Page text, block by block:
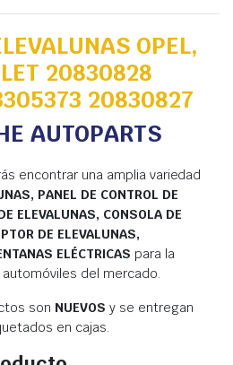
OPEL,
20830828
20830827
AUTOPARTS
encontrar una amplia variedad
PANEL DE CONTROL DE
ELEVALUNAS, CONSOLA DE
DE ELEVALUNAS,
ELÉCTRICAS para la
del mercado.
son NUEVOS y se entregan
en cajas.